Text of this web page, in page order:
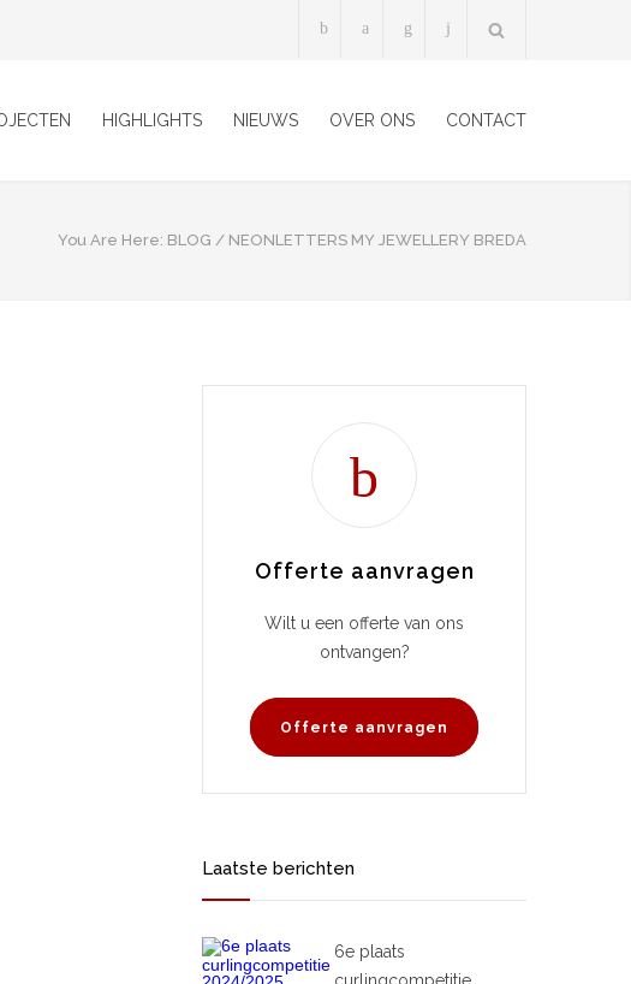
HIGHLIGHTS NIEUWS OVER ONS CONTACT
You Are Here: BLOG / NEONLETTERS MY JEWELLERY BREDA
Offerte aanvragen
Wilt u een offerte van ons
ontvangen?
Offerte aanvragen
Laatste berichten
6e plaats